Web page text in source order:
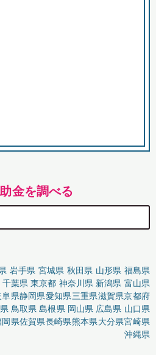
金を調べる
岩手県 宮城県 秋田県 山形県 福島県
千葉県 東京都 神奈川県 新潟県 富山県
阜県静岡県愛知県三重県滋賀県京都府
鳥取県 島根県 岡山県 広島県 山口県
岡県佐賀県長崎県熊本県大分県宮崎県
沖縄県